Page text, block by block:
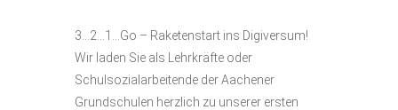
3…2…1…Go – Raketenstart ins Digiversum!
Wir laden Sie als Lehrkräfte oder
Schulsozialarbeitende der Aachener
Grundschulen herzlich zu unserer ersten